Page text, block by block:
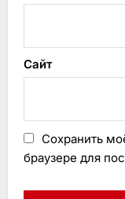
Сайт
Сохранить
браузере для